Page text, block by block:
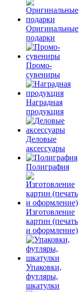
Оригинальные
подарки
Промо-
сувениры
Наградная
продукция
Деловые
аксессуары
Полиграфия
Изготовление
картин (печать
и оформление)
Упаковки,
футляры,
шкатулки